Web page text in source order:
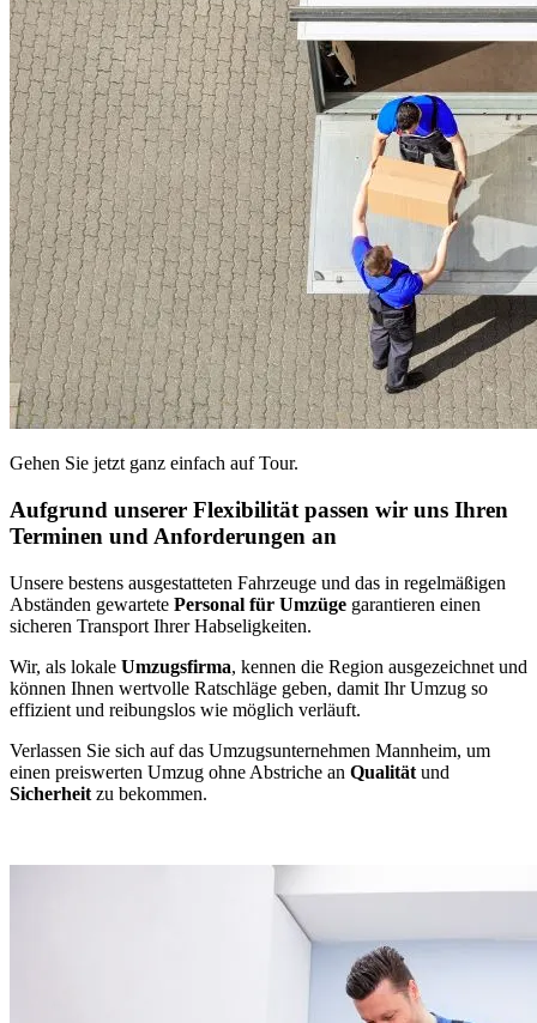
Gehen Sie jetzt ganz einfach auf Tour.
Aufgrund unserer Flexibilität passen wir uns Ihren
Terminen und Anforderungen an
Unsere bestens ausgestatteten Fahrzeuge und das in regelmäßigen
Abständen gewartete Personal für Umzüge garantieren einen
sicheren Transport Ihrer Habseligkeiten.
Wir, als lokale Umzugsfirma, kennen die Region ausgezeichnet und
können Ihnen wertvolle Ratschläge geben, damit Ihr Umzug so
effizient und reibungslos wie möglich verläuft.
Verlassen Sie sich auf das Umzugsunternehmen Mannheim, um
einen preiswerten Umzug ohne Abstriche an Qualität und
Sicherheit zu bekommen.